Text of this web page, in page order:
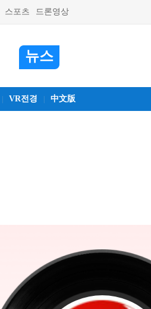
스포츠 드론영상
뉴스
VR전경 中文版